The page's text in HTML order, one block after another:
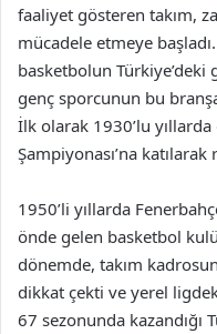
faaliyet gösteren takım,
mücadele etmeye
basketbolun
genç sporcunun bu
İlk olarak 1930’lu
Şampiyonası’na
1950’li yıllarda
önde gelen basketbol
dönemde, takım
dikkat çekti ve yerel
67 sezonunda kazandığı